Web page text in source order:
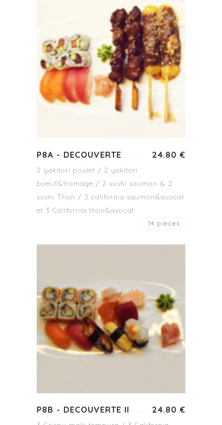
P8A - DECOUVERTE 24.80 €
2 yakitori poulet / 2 yakitori
boeuf&fromage / 2 sushi saumon & 2
sushi Thon / 3 california saumon&avocat
et 3 California thon&avocat
14 pièces
P8B - DECOUVERTE II 24.80 €